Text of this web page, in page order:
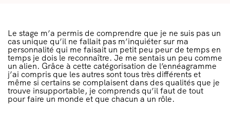
Le stage m’a permis de comprendre que je ne suis pas un
cas unique qu’il ne fallait pas m’inquiéter sur ma
personnalité qui me faisait un petit peu peur de temps en
temps je dois le reconnaître. Je me sentais un peu comme
un alien. Grâce à cette catégorisation de l’ennéagramme
j’ai compris que les autres sont tous très différents et
même si certains se complaisent dans des qualités que je
trouve insupportable, je comprends qu’il faut de tout
pour faire un monde et que chacun a un rôle.